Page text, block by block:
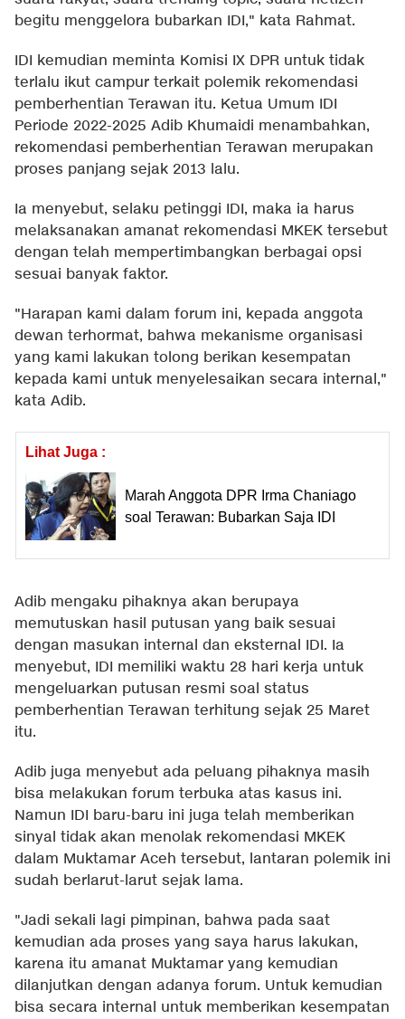
begitu menggelora bubarkan IDI," kata Rahmat.
IDI kemudian meminta Komisi IX DPR untuk tidak
terlalu ikut campur terkait polemik rekomendasi
pemberhentian Terawan itu. Ketua Umum IDI
Periode 2022-2025 Adib Khumaidi menambahkan,
rekomendasi pemberhentian Terawan merupakan
proses panjang sejak 2013 lalu.
Ia menyebut, selaku petinggi IDI, maka ia harus
melaksanakan amanat rekomendasi MKEK tersebut
dengan telah mempertimbangkan berbagai opsi
sesuai banyak faktor.
"Harapan kami dalam forum ini, kepada anggota
dewan terhormat, bahwa mekanisme organisasi
yang kami lakukan tolong berikan kesempatan
kepada kami untuk menyelesaikan secara internal,"
kata Adib.
Lihat Juga :
Marah Anggota DPR Irma Chaniago
soal Terawan: Bubarkan Saja IDI
Adib mengaku pihaknya akan berupaya
memutuskan hasil putusan yang baik sesuai
dengan masukan internal dan eksternal IDI. Ia
menyebut, IDI memiliki waktu 28 hari kerja untuk
mengeluarkan putusan resmi soal status
pemberhentian Terawan terhitung sejak 25 Maret
itu.
Adib juga menyebut ada peluang pihaknya masih
bisa melakukan forum terbuka atas kasus ini.
Namun IDI baru-baru ini juga telah memberikan
sinyal tidak akan menolak rekomendasi MKEK
dalam Muktamar Aceh tersebut, lantaran polemik ini
sudah berlarut-larut sejak lama.
"Jadi sekali lagi pimpinan, bahwa pada saat
kemudian ada proses yang saya harus lakukan,
karena itu amanat Muktamar yang kemudian
dilanjutkan dengan adanya forum. Untuk kemudian
bisa secara internal untuk memberikan kesempatan